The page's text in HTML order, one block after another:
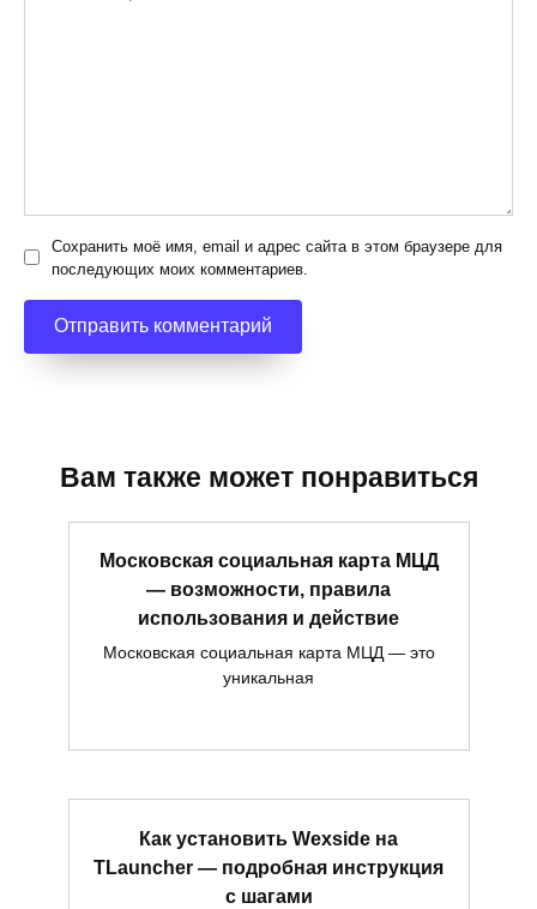
Сохранить моё имя, email и адрес сайта в этом браузере для
последующих моих комментариев.
Вам также может понравиться
Московская социальная карта МЦД
— возможности, правила
использования и действие
Московская социальная карта МЦД — это
уникальная
Как установить Wexside на
TLauncher — подробная инструкция
с шагами